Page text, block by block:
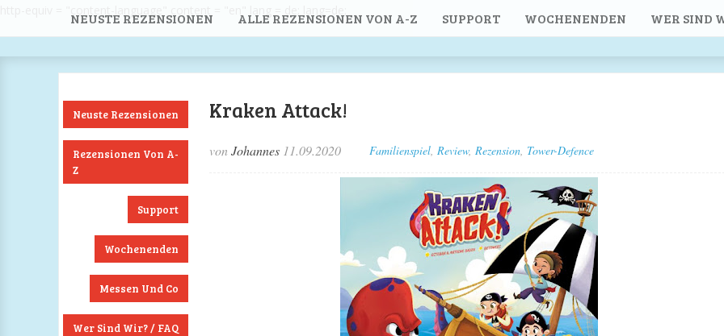
NEUSTE REZENSIONEN ALLE REZENSIONEN VON A-Z SUPPORT WOCHENENDEN WER SIND
Neuste Rezensionen
Rezensionen Von A-
Z
Support
Wochenenden
Messen Und Co
Wer Sind Wir? / FAQ
Kraken Attack!
vonJohannes 11.09.2020 Familienspiel, Review, Rezension, Tower-Defence